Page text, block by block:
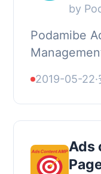
by
Podamibe
中顯示廣告
富，旨在簡
2019-05-22·
Ads